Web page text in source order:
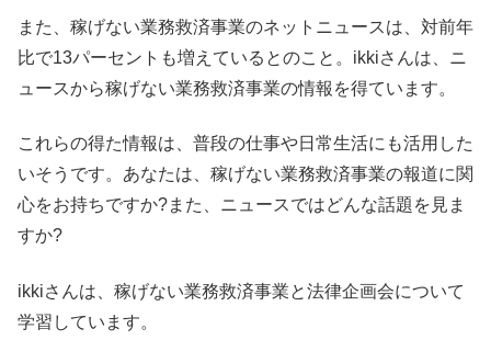
また、稼げない業務救済事業のネットニュースは、対前年
比で13パーセントも増えているとのこと。ikkiさんは、ニ
ュースから稼げない業務救済事業の情報を得ています。
これらの得た情報は、普段の仕事や日常生活にも活用した
いそうです。あなたは、稼げない業務救済事業の報道に関
心をお持ちですか?また、ニュースではどんな話題を見ま
すか?
ikkiさんは、稼げない業務救済事業と法律企画会について
学習しています。